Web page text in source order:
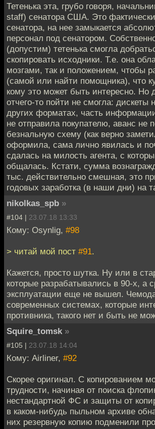
Тетенька эта, грубо говоря,
staff) сенатора США. Это
сенатора, на нее замыкается
персонал под сенатором.
(допустим) тетенька смогла
скопировать исходники. Т.е. она
мозгами, так и положением, чтобы
(самой или найти помощника), что
кому это может быть интересно. Но
отчего-то пойти не смогла: дискеты
других форматах, часть
не отправила покупателю, аванс не
безнальную схему (как верно
оформила, сама лично явилась и
сдалась на милость агента, с
общалась. Кстати, сумма
тыс. действительно смешная, это
годовых заработка (в наши дни) на
nikolkas_spb »
#104 | 23.07.18 13:33
Кому: Osynlig, #98
> читай мой пост #91.
Кажется, просто шутка. Ну или в
которые разрабатывались в 90-х, а
эксплуатации еще не вышел.
современных системах, которые
противника, такого нет и быть не
Squire_tomsk »
#105 | 23.07.18 14:04
Кому: Airliner, #92
Скорее оригинал. С копированием
трудности, начиная от поиска
нестандартной ФС и защиты от
в каком-нибудь пыльном архиве
них резервную копию подменили